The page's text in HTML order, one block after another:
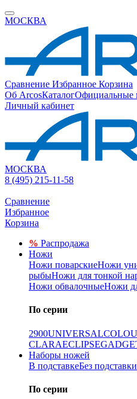
МОСКВА
Сравнение Избранное Корзина
Об ArcosКаталогОфициальные
Личный кабинет
МОСКВА
8 (495) 215-11-58
Сравнение
Избранное
Корзина
% Распродажа
Ножи
Ножи поварскиеНожи
рыбыНожи для тонкой
Ножи обвалочныеНожи
По серии
2900UNIVERSAL
CLARAECLIPSE
Наборы ножей
В подставкеБез подставки
По серии